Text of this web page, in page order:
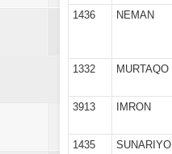
1436
NEMAN
1332
MURTAQO
3913
IMRON
1435
SUNARIYO